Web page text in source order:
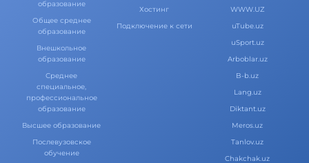
образование
Общее среднее
образование
Внешкольное
образование
Среднее
специальное,
профессиональное
образование
Высшее образование
Послевузовское
обучение
Хостинг
Подключение к сети
WWW.UZ
uTube.uz
uSport.uz
Arboblar.uz
B-b.uz
Lang.uz
Diktant.uz
Meros.uz
Tanlov.uz
Chakchak.uz